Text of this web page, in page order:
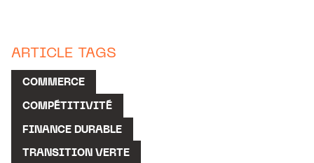
ARTICLE TAGS
COMMERCE
COMPÉTITIVITÉ
FINANCE DURABLE
TRANSITION VERTE